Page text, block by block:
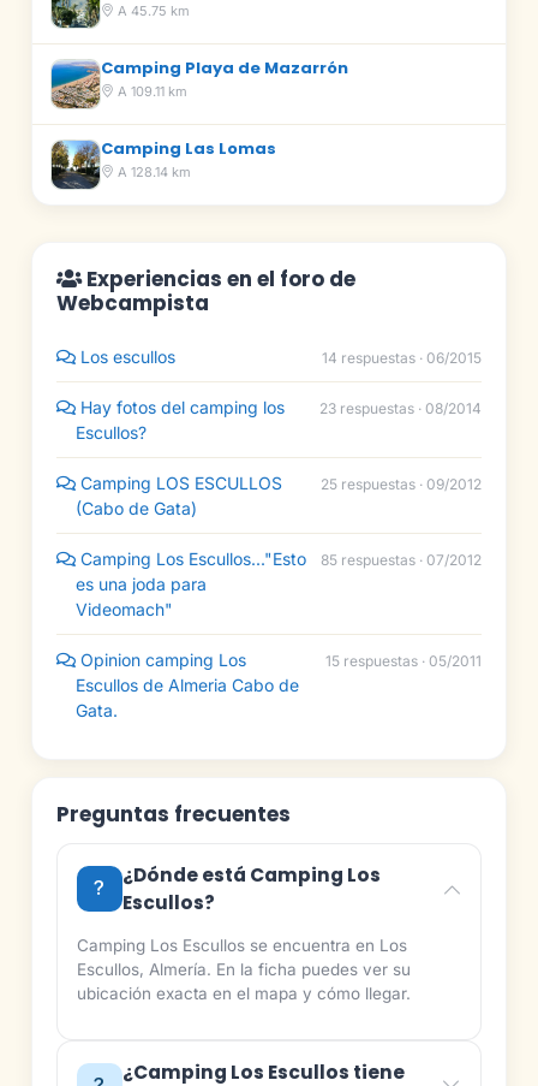
A 45.75 km
Camping Playa de Mazarrón
A 109.11 km
Camping Las Lomas
A 128.14 km
Experiencias en el foro de
Webcampista
Los escullos 14 respuestas · 06/2015
Hay fotos del camping los
Escullos?
23 respuestas · 08/2014
Camping LOS ESCULLOS
(Cabo de Gata)
25 respuestas · 09/2012
Camping Los Escullos..."Esto
es una joda para
Videomach"
85 respuestas · 07/2012
Opinion camping Los
Escullos de Almeria Cabo de
Gata.
15 respuestas · 05/2011
Preguntas frecuentes
¿Dónde está Camping Los
Escullos?
Camping Los Escullos se encuentra en Los
Escullos, Almería. En la ficha puedes ver su
ubicación exacta en el mapa y cómo llegar.
¿Camping Los Escullos tiene